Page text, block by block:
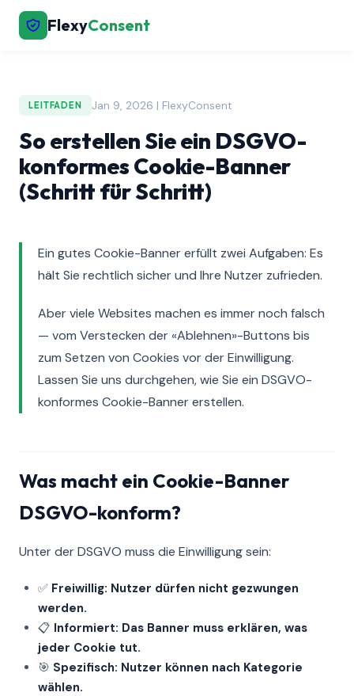
FlexyConsent
LEITFADEN Jan 9, 2026 | FlexyConsent
So erstellen Sie ein DSGVO-
konformes Cookie-Banner
(Schritt für Schritt)
Ein gutes Cookie-Banner erfüllt zwei Aufgaben: Es
hält Sie rechtlich sicher und Ihre Nutzer zufrieden.
Aber viele Websites machen es immer noch falsch
— vom Verstecken der «Ablehnen»-Buttons bis
zum Setzen von Cookies vor der Einwilligung.
Lassen Sie uns durchgehen, wie Sie ein DSGVO-
konformes Cookie-Banner erstellen.
Was macht ein Cookie-Banner
DSGVO-konform?
Unter der DSGVO muss die Einwilligung sein:
✅ Freiwillig: Nutzer dürfen nicht gezwungen
werden.
📋 Informiert: Das Banner muss erklären, was
jeder Cookie tut.
🎯 Spezifisch: Nutzer können nach Kategorie
wählen.